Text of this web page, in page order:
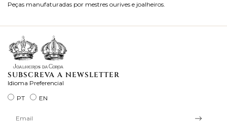
Peças manufaturadas por mestres ourives e joalheiros.
SUBSCREVA A NEWSLETTER
Idioma Preferencial
PT
EN